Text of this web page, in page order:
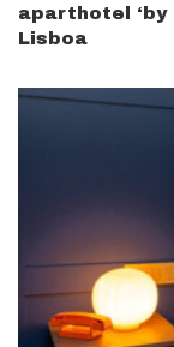
aparthotel ‘by
Lisboa